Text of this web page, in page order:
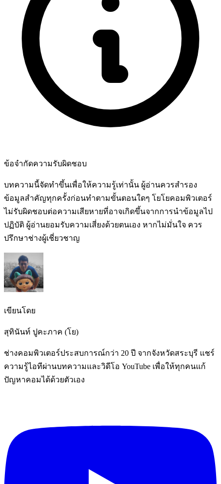
ข้อจำกัดความรับผิดชอบ
บทความนี้จัดทำขึ้นเพื่อให้ความรู้เท่านั้น ผู้อ่านควรสำรอง
ข้อมูลสำคัญทุกครั้งก่อนทำตามขั้นตอนใดๆ โยโยคอมพิวเตอร์
ไม่รับผิดชอบต่อความเสียหายที่อาจเกิดขึ้นจากการนำข้อมูลไป
ปฏิบัติ ผู้อ่านยอมรับความเสี่ยงด้วยตนเอง หากไม่มั่นใจ ควร
ปรึกษาช่างผู้เชี่ยวชาญ
เขียนโดย
สุทินันท์ ปูคะภาค (โย)
ช่างคอมพิวเตอร์ประสบการณ์กว่า 20 ปี จากจังหวัดสระบุรี แชร์
ความรู้ไอทีผ่านบทความและวิดีโอ YouTube เพื่อให้ทุกคนแก้
ปัญหาคอมได้ด้วยตัวเอง